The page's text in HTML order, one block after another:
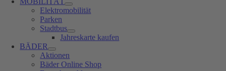
Elektromobilität
Parken
Stadtbus
Jahreskarte kaufen
BÄDER
Aktionen
Bäder Online Shop